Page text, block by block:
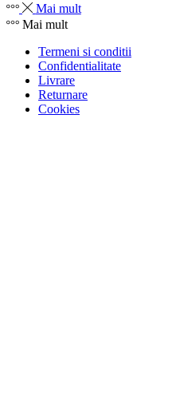
Mai mult
Mai mult
Termeni si conditii
Confidentialitate
Livrare
Returnare
Cookies